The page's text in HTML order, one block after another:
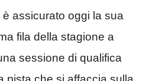
assicurato oggi la sua
fila della stagione a
sessione di qualifica